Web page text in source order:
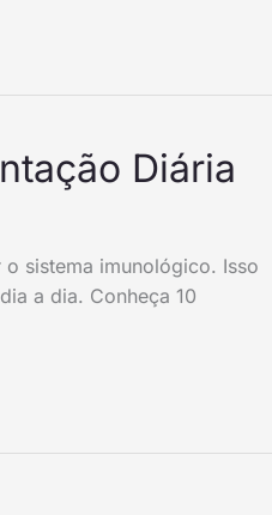
Diária
sistema imunológico. Isso
a dia. Conheça 10